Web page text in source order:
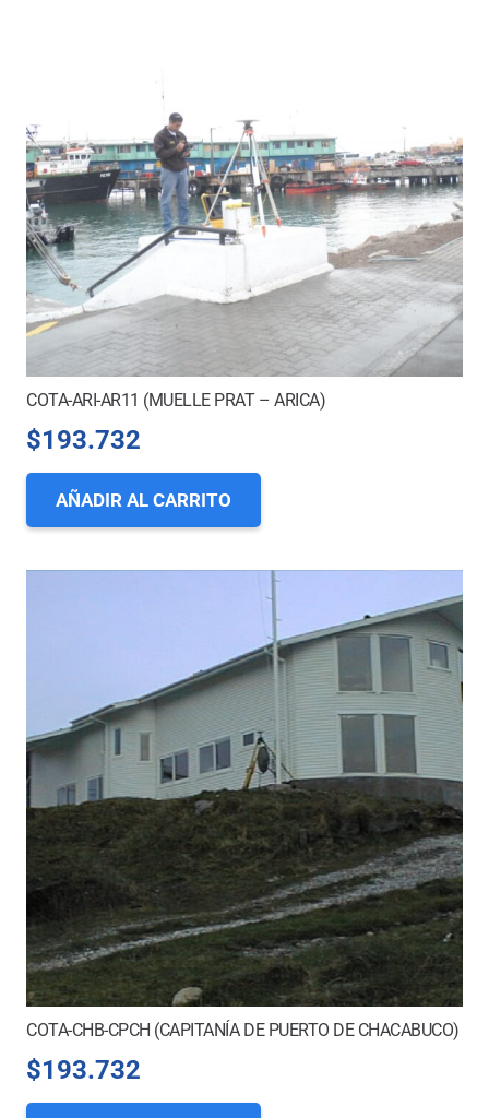
COTA-ARI-AR11 (MUELLE PRAT – ARICA)
$193.732
AÑADIR AL CARRITO
COTA-CHB-CPCH (CAPITANÍA DE PUERTO DE CHACABUCO)
$193.732